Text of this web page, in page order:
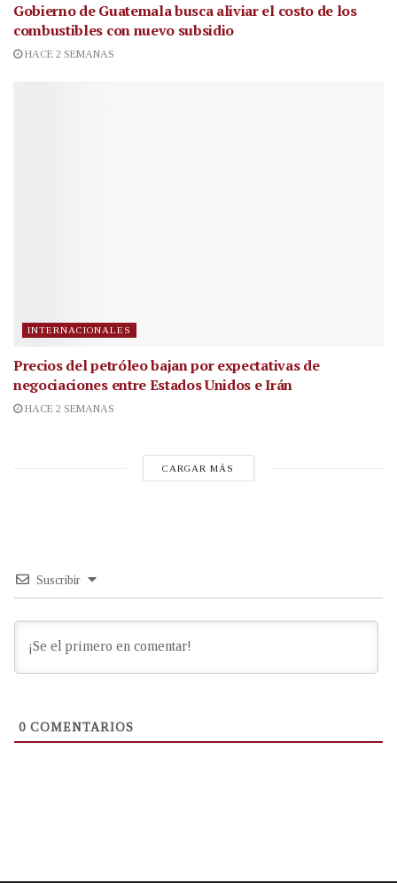
Gobierno de Guatemala busca aliviar el costo de los
combustibles con nuevo subsidio
HACE 2 SEMANAS
INTERNACIONALES
Precios del petróleo bajan por expectativas de
negociaciones entre Estados Unidos e Irán
HACE 2 SEMANAS
CARGAR MÁS
Suscribir
0 COMENTARIOS